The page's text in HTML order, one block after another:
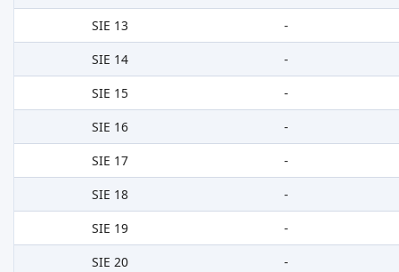
SIE 13
-
SIE 14
-
SIE 15
-
SIE 16
-
SIE 17
-
SIE 18
-
SIE 19
-
SIE 20
-